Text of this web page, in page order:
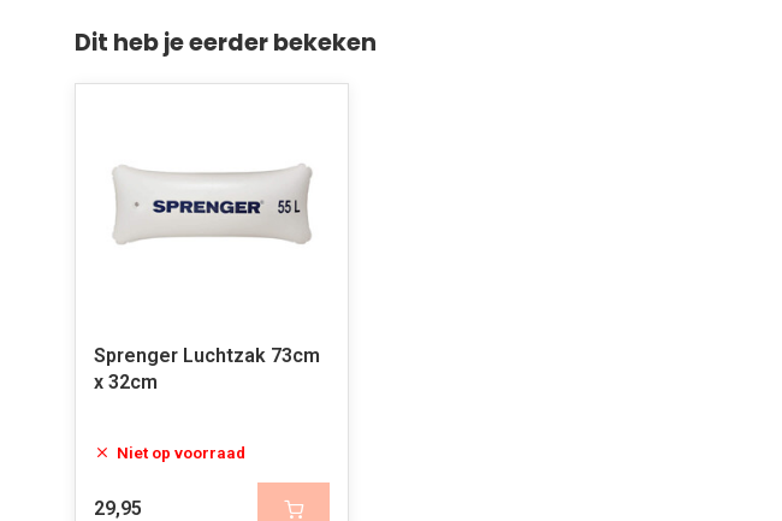
Dit heb je eerder bekeken
Sprenger Luchtzak 73cm
x 32cm
Niet op voorraad
29,95